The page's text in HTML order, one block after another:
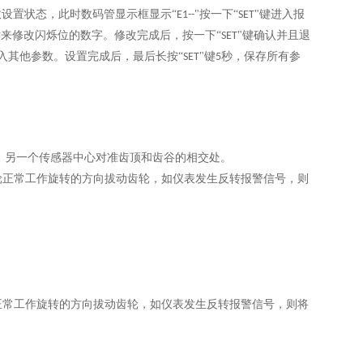
置状态，此时数码管显示框显示“E1--"按一下“SET"键进入报
修改闪烁位的数字。修改完成后，按一下“SET"键确认并且退
其他参数。设置完成后，最后长按“SET"键5秒，保存所有参
一个传感器中心对准齿顶和齿谷的相交处。
常工作旋转的方向拔动齿轮，如仪表发生反转报警信号，则
工作旋转的方向拔动齿轮，如仪表发生反转报警信号，则将